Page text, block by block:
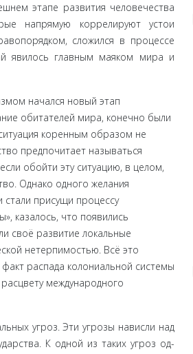
этапе развития человечества
напрямую коррелируют устои
сложился в процессе
явилось главным маяком мира и
начался новый этап
обитателей мира, конечно были
коренным образом не
предпочитает называться
обойти эту ситуацию, в целом,
Однако одного желания
присущи процессу
казалось, что появились
своё развитие локальные
нетерпимостью. Всё это
распада колониальной системы
международного
угроз. Эти угрозы нависли над
К одной из таких угроз од­